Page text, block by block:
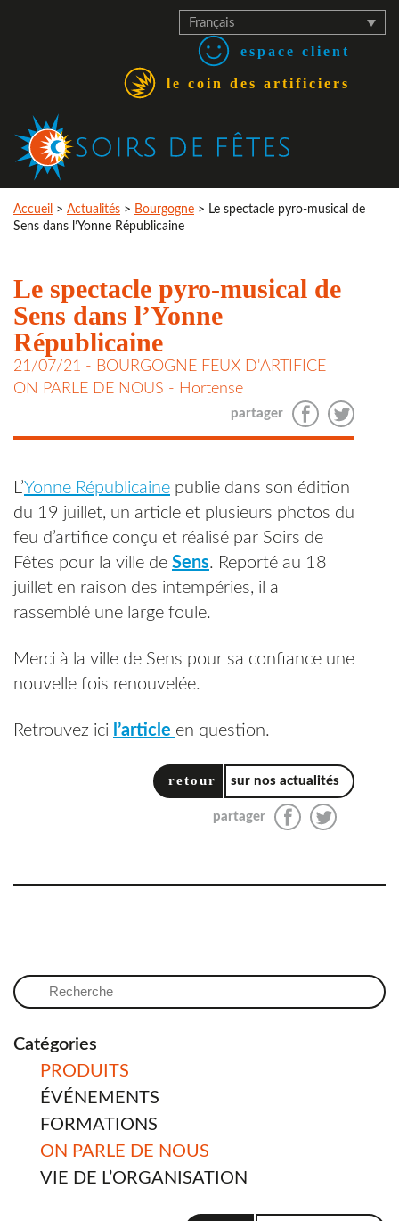
Français
espace client
le coin des artificiers
Accueil > Actualités > Bourgogne > Le spectacle pyro-musical de
Sens dans l’Yonne Républicaine
Le spectacle pyro-musical de
Sens dans l’Yonne
Républicaine
21/07/21 - BOURGOGNE FEUX D'ARTIFICE
ON PARLE DE NOUS - Hortense
partager
L’Yonne Républicaine publie dans son édition
du 19 juillet, un article et plusieurs photos du
feu d’artifice conçu et réalisé par Soirs de
Fêtes pour la ville de Sens. Reporté au 18
juillet en raison des intempéries, il a
rassemblé une large foule.
Merci à la ville de Sens pour sa confiance une
nouvelle fois renouvelée.
Retrouvez ici l’article en question.
retour sur nos actualités
partager
Catégories
PRODUITS
ÉVÉNEMENTS
FORMATIONS
ON PARLE DE NOUS
VIE DE L’ORGANISATION